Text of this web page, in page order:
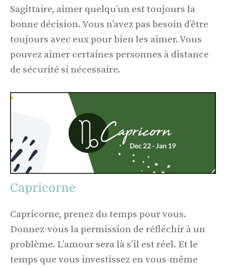
Sagittaire, aimer quelqu’un est toujours la
bonne décision. Vous n’avez pas besoin d’être
toujours avec eux pour bien les aimer. Vous
pouvez aimer certaines personnes à distance
de sécurité si nécessaire.
Capricorne
Capricorne, prenez du temps pour vous.
Donnez-vous la permission de réfléchir à un
problème. L’amour sera là s’il est réel. Et le
temps que vous investissez en vous-même